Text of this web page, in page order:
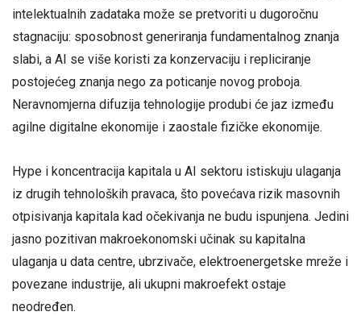
intelektualnih zadataka može se pretvoriti u dugoročnu
stagnaciju: sposobnost generiranja fundamentalnog znanja
slabi, a AI se više koristi za konzervaciju i repliciranje
postojećeg znanja nego za poticanje novog proboja.
Neravnomjerna difuzija tehnologije produbi će jaz između
agilne digitalne ekonomije i zaostale fizičke ekonomije.
Hype i koncentracija kapitala u AI sektoru istiskuju ulaganja
iz drugih tehnoloških pravaca, što povećava rizik masovnih
otpisivanja kapitala kad očekivanja ne budu ispunjena. Jedini
jasno pozitivan makroekonomski učinak su kapitalna
ulaganja u data centre, ubrzivače, elektroenergetske mreže i
povezane industrije, ali ukupni makroefekt ostaje
neodređen.